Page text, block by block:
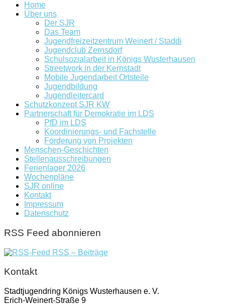
Home
Über uns
Der SJR
Das Team
Jugendfreizeitzentrum Weinert / Staddi
Jugendclub Zernsdorf
Schulsozialarbeit in Königs Wusterhausen
Streetwork in der Kernstadt
Mobile Jugendarbeit Ortsteile
Jugendbildung
Jugendleitercard
Schutzkonzept SJR KW
Partnerschaft für Demokratie im LDS
PfD im LDS
Koordinierungs- und Fachstelle
Förderung von Projekten
Menschen-Geschichten
Stellenausschreibungen
Ferienlager 2026
Wochenpläne
SJR online
Kontakt
Impressum
Datenschutz
RSS Feed abonnieren
RSS – Beiträge
Kontakt
Stadtjugendring Königs Wusterhausen e. V.
Erich-Weinert-Straße 9